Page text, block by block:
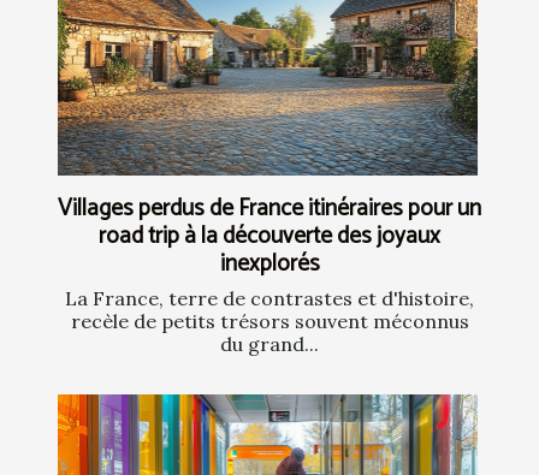
Villages perdus de France itinéraires pour un
road trip à la découverte des joyaux
inexplorés
La France, terre de contrastes et d'histoire,
recèle de petits trésors souvent méconnus
du grand...